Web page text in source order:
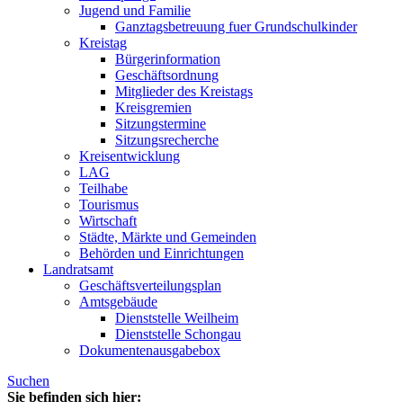
Jugend und Familie
Ganztagsbetreuung fuer Grundschulkinder
Kreistag
Bürgerinformation
Geschäftsordnung
Mitglieder des Kreistags
Kreisgremien
Sitzungstermine
Sitzungsrecherche
Kreisentwicklung
LAG
Teilhabe
Tourismus
Wirtschaft
Städte, Märkte und Gemeinden
Behörden und Einrichtungen
Landratsamt
Geschäftsverteilungsplan
Amtsgebäude
Dienststelle Weilheim
Dienststelle Schongau
Dokumentenausgabebox
Suchen
Sie befinden sich hier: